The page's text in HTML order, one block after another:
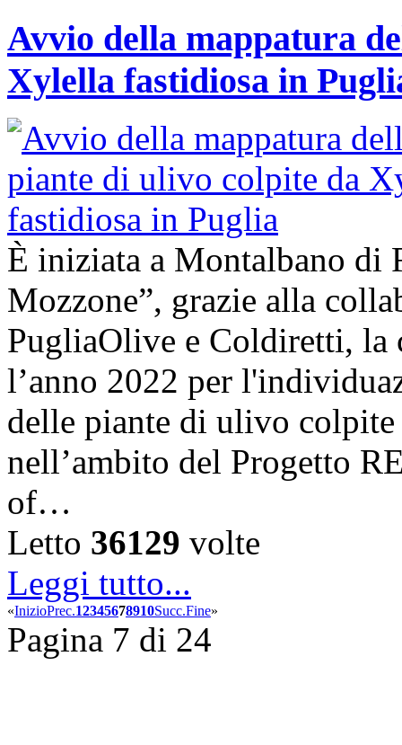
Avvio della mappatura
Xylella fastidiosa in
È iniziata a Montalbano di
Mozzone”, grazie alla
PugliaOlive e Coldiretti, la
l’anno 2022 per
delle piante di ulivo
nell’ambito del Progetto
of…
Letto 36129 volte
Leggi tutto...
«InizioPrec.12345678910Succ.Fine»
Pagina 7 di 24